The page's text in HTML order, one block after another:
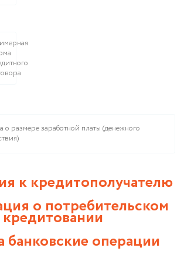
о размере заработной платы (денежного
к кредитополучателю
о потребительском
кредитовании
банковские операции